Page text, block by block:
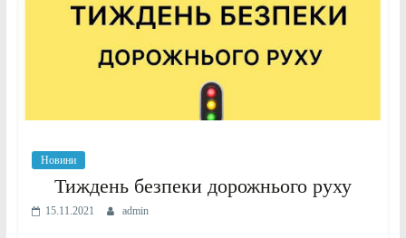
Новини
Тиждень безпеки дорожнього руху
15.11.2021 admin